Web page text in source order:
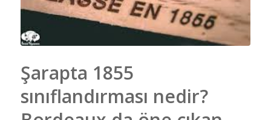
Şarapta 1855
sınıflandırması nedir?